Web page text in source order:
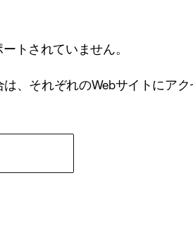
トされていません。
、それぞれのWebサイトにア